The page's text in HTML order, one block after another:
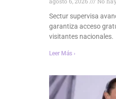
Sectur supervisa
garantiza acceso
visitantes nacionales.
Leer Más ›